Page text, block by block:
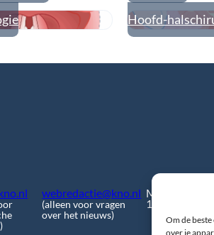
Om de
over je
Hoofd-
webredactie@kno.nl
(alleen voor vragen
over het nieuws)
Mercatorlaan
1200